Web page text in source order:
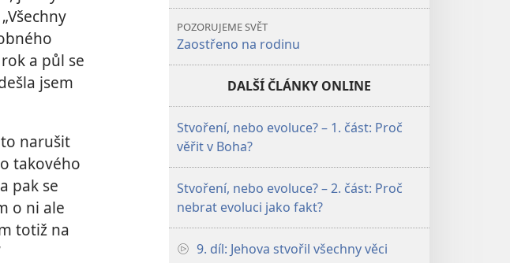
a půl se
jsem
narušit
takového
pak se
o ni ale
totiž na
POZORUJEME SVĚT
Zaostřeno na rodinu
DALŠÍ ČLÁNKY ONLINE
Stvoření, nebo evoluce? – 1. část: Proč
věřit v Boha?
Stvoření, nebo evoluce? – 2. část: Proč
nebrat evoluci jako fakt?
9. díl: Jehova stvořil všechny věci